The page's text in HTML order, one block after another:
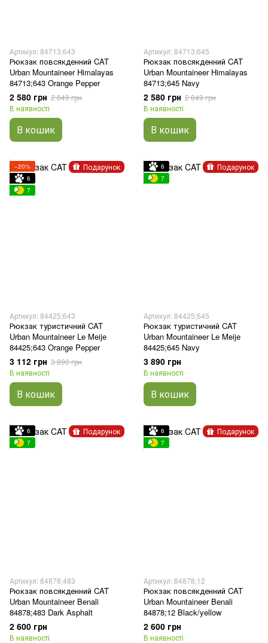
Артикул: 84713;643
Рюкзак повсякденний CAT
Urban Mountaineer Himalayas
84713;643 Orange Pepper
2 580 грн 2 849 грн
В наявності
В кошик
Артикул: 84713;645
Рюкзак повсякденний CAT
Urban Mountaineer Himalayas
84713;645 Navy
2 580 грн 2 849 грн
В наявності
В кошик
Подарунок
−20%
6
7
Артикул: 84425;643
Рюкзак туристичний CAT
Urban Mountaineer Le Meije
84425;643 Orange Pepper
3 112 грн 3 890 грн
В наявності
В кошик
Подарунок
6
7
Артикул: 84425;645
Рюкзак туристичний CAT
Urban Mountaineer Le Meije
84425;645 Navy
3 890 грн
В наявності
В кошик
Подарунок
6
7
Артикул: 84878;483
Рюкзак повсякденний CAT
Urban Mountaineer Benali
84878;483 Dark Asphalt
2 600 грн
В наявності
Подарунок
6
7
Артикул: 84878;12
Рюкзак повсякденний CAT
Urban Mountaineer Benali
84878;12 Black/yellow
2 600 грн
В наявності